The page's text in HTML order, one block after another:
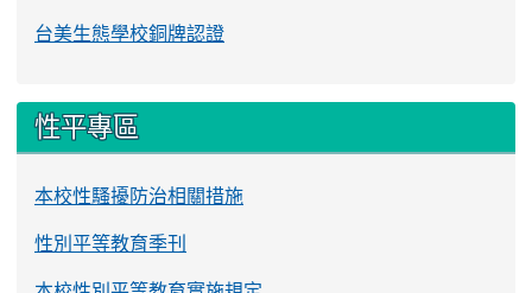
台美生態學校銅牌認證
性平專區
本校性騷擾防治相關措施
性別平等教育季刊